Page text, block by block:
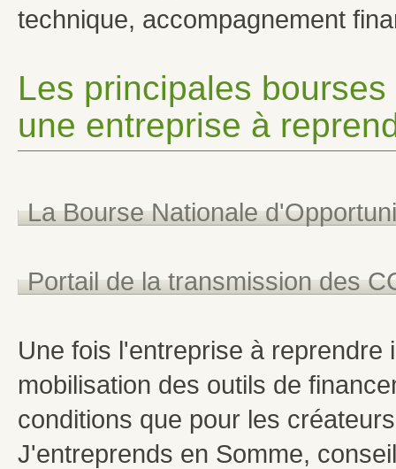
technique, accompagnement
Les principales
une entreprise à
La Bourse Nationale
Portail de la transmission des
Une fois l'entreprise à
mobilisation des outils de
conditions que pour les
J'entreprends en Somme,